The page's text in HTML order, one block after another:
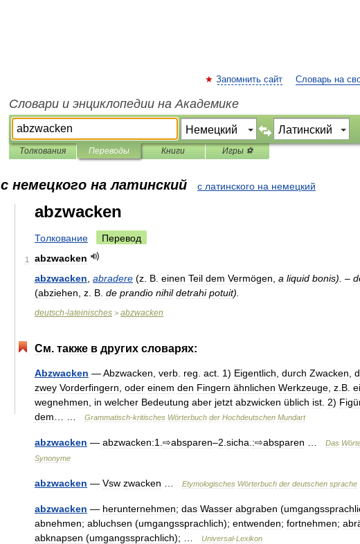
Запомнить сайт Словарь на
Словари и энциклопедии на Академике
Толкования Переводы Книги Игры ⚽
с немецкого на латинский с латинского на немецкий
abzwacken
Толкование Перевод
1
abzwacken
abzwacken abradere (z B einen Teil dem Vermögen a liquid bonis). –
(abziehen z B de prandio nihil detrahi potuit).
deutsch-lateinisches > abzwacken
См. также в других словарях:
Abzwacken —Abzwacken verb reg act 1) Eigentlich durch Zwacken d
zwey Vorderfingern oder einem den Fingern ähnlichen Werkzeuge z B
wegnehmen
in welcher Bedeutung aber jetzt abzwicken üblich ist 2)
dem
Grammatisch-kritisches Wörterbuch der Hochdeutschen Mundart
abzwacken — abzwacken:1 ⇨absparen–2 sicha :⇨absparen Das
Synonyme
abzwacken — Vsw zwacken Etymologisches Wörterbuch der deutschen sprache
abzwacken — herunternehmen; das Wasser abgraben (
abnehmen; abluchsen (umgangssprachlich); entwenden; fortnehmen;
abknapsen (umgangssprachlich); … Universal-Lexikon